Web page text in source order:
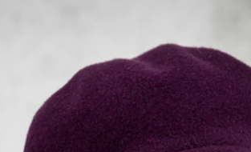
OG ARRANGEMENTER